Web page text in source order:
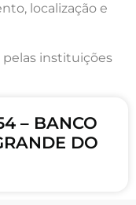
localização e
pelas instituições
– BANCO
DO